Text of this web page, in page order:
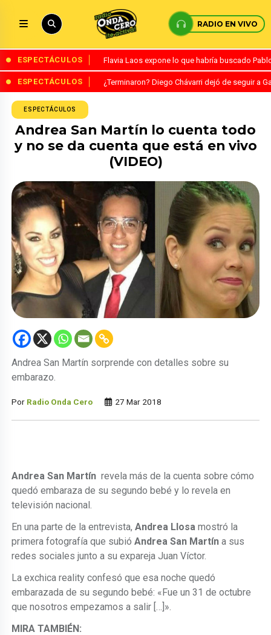
RADIO EN VIVO
ESPECTÁCULOS Flavia Laos expone lo que habría buscado
ESPECTÁCULOS ¿Terminaron? Diego Chávarri dejó de seguir a
ESPECTÁCULOS
Andrea San Martín lo cuenta todo
y no se da cuenta que está en vivo
(VIDEO)
Andrea San Martín sorprende con detalles sobre su
embarazo.
Por Radio Onda Cero 27 Mar 2018
Andrea San Martín revela más de la cuenta sobre cómo
quedó embaraza de su segundo bebé y lo revela en
televisión nacional.
En una parte de la entrevista,Andrea Llosa mostró la
primera fotografía que subió Andrea San Martín a sus
redes sociales junto a su expareja Juan Víctor.
La exchica reality confesó que esa noche quedó
embarazada de su segundo bebé: «Fue un 31 de octubre
que nosotros empezamos a salir […]».
MIRA TAMBIÉN: